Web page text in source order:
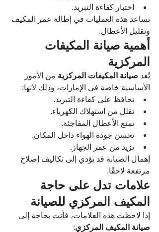
اختبار كفاءة التبريد.
تساعد هذه العمليات في إطالة عمر المكيف
وتقليل الأعطال.
أهمية صيانة المكيفات
المركزية
تُعد صيانة المكيفات المركزية من الأمور
الأساسية خاصة في الإمارات، وذلك لأنها:
تحافظ على كفاءة التبريد.
تقلل من استهلاك الكهرباء.
تمنع الأعطال المفاجئة.
تحسن جودة الهواء داخل المكان.
تزيد من عمر الجهاز.
إهمال الصيانة قد يؤدي إلى تكاليف إصلاح
مرتفعة لاحقًا.
علامات تدل على حاجة
المكيف المركزي للصيانة
إذا لاحظت هذه العلامات، فأنت بحاجة إلى
صيانة المكيف المركزي: